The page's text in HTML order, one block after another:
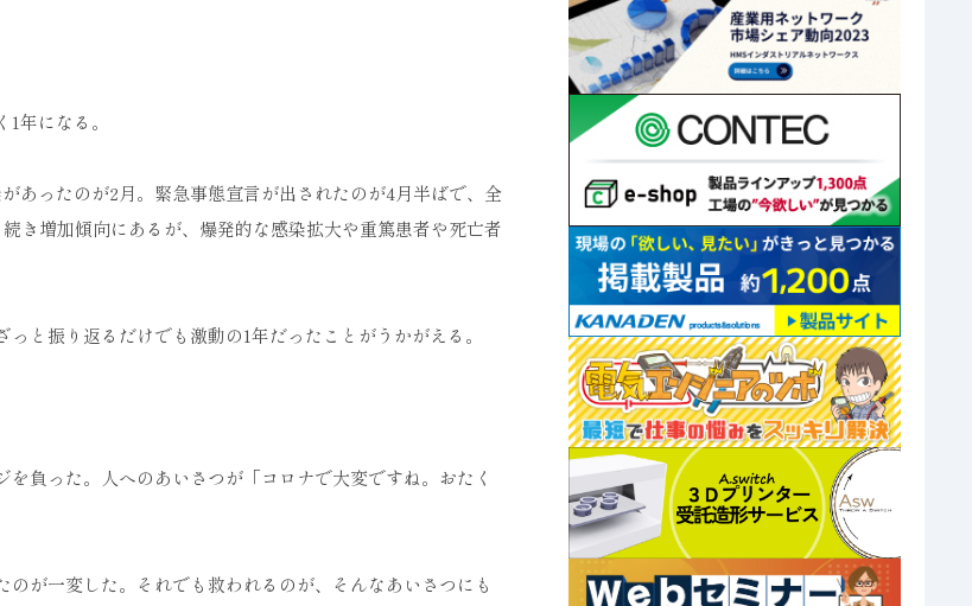
年になる。
あったのが2月。緊急事態宣言が出されたのが4月半ばで、全
き増加傾向にあるが、爆発的な感染拡大や重篤患者や死亡者
と振り返るだけでも激動の1年だったことがうかがえる。
負った。人へのあいさつが「コロナで大変ですね。おたく
が一変した。それでも救われるのが、そんなあいさつにも